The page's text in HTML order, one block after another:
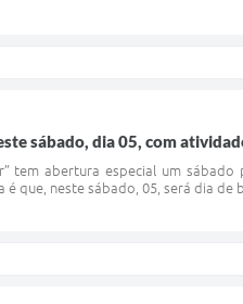
sábado, dia 05, com
tem abertura especial um sábado
que, neste sábado, 05, será dia de